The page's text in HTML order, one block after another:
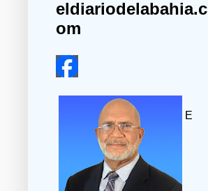
eldiariodelabahia.c
om
E